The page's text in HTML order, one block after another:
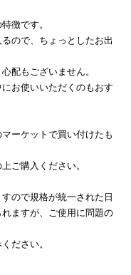
徴です。
ので、ちょっとしたお出
配もございません。
お使いいただくのもおす
ーケットで買い付けたも
ご購入ください。
ので規格が統一された日
ますが、ご使用に問題の
ださい。